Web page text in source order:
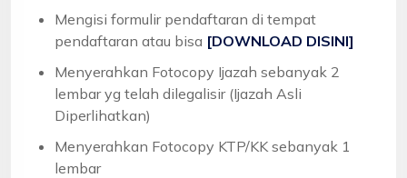
Mengisi formulir pendaftaran di tempat
pendaftaran atau bisa [DOWNLOAD DISINI]
Menyerahkan Fotocopy Ijazah sebanyak 2
lembar yg telah dilegalisir (Ijazah Asli
Diperlihatkan)
Menyerahkan Fotocopy KTP/KK sebanyak 1
lembar